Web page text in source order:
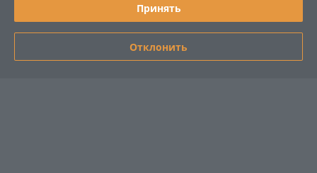
Принять
Отклонить